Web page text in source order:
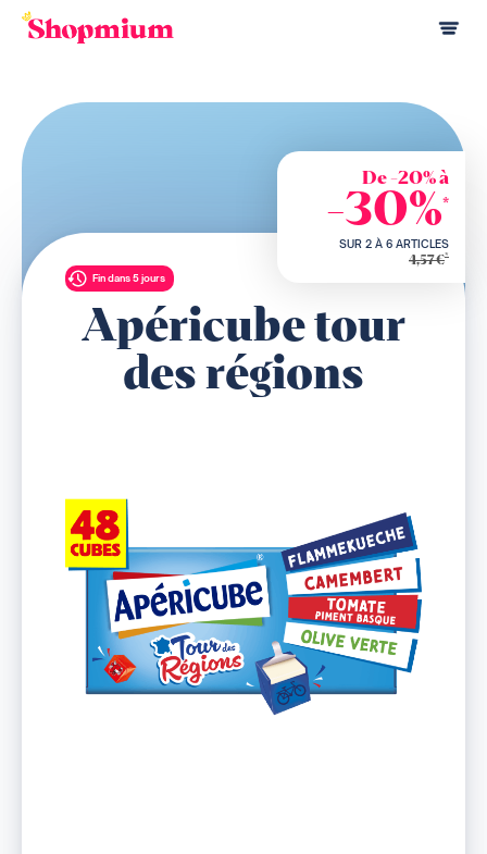
Fin dans 5 jours
Apéricube tour
des régions
De -20% à
-30%*
SUR 2 À 6 ARTICLES
4,57€*